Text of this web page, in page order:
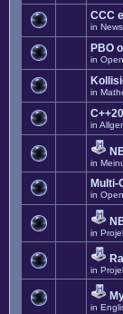
CCC
in News
PBO
in
in
in
in
Multi-
in
in
in
in